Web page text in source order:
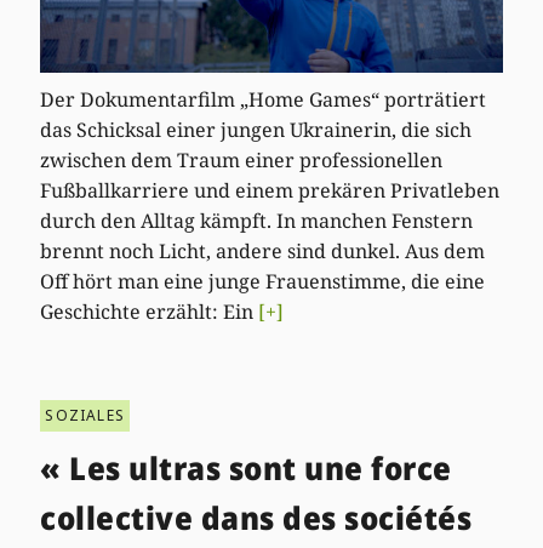
Der Dokumentarfilm „Home Games“ porträtiert
das Schicksal einer jungen Ukrainerin, die sich
zwischen dem Traum einer professionellen
Fußballkarriere und einem prekären Privatleben
durch den Alltag kämpft. In manchen Fenstern
brennt noch Licht, andere sind dunkel. Aus dem
Off hört man eine junge Frauenstimme, die eine
Geschichte erzählt: Ein [+]
SOZIALES
« Les ultras sont une force
collective dans des sociétés